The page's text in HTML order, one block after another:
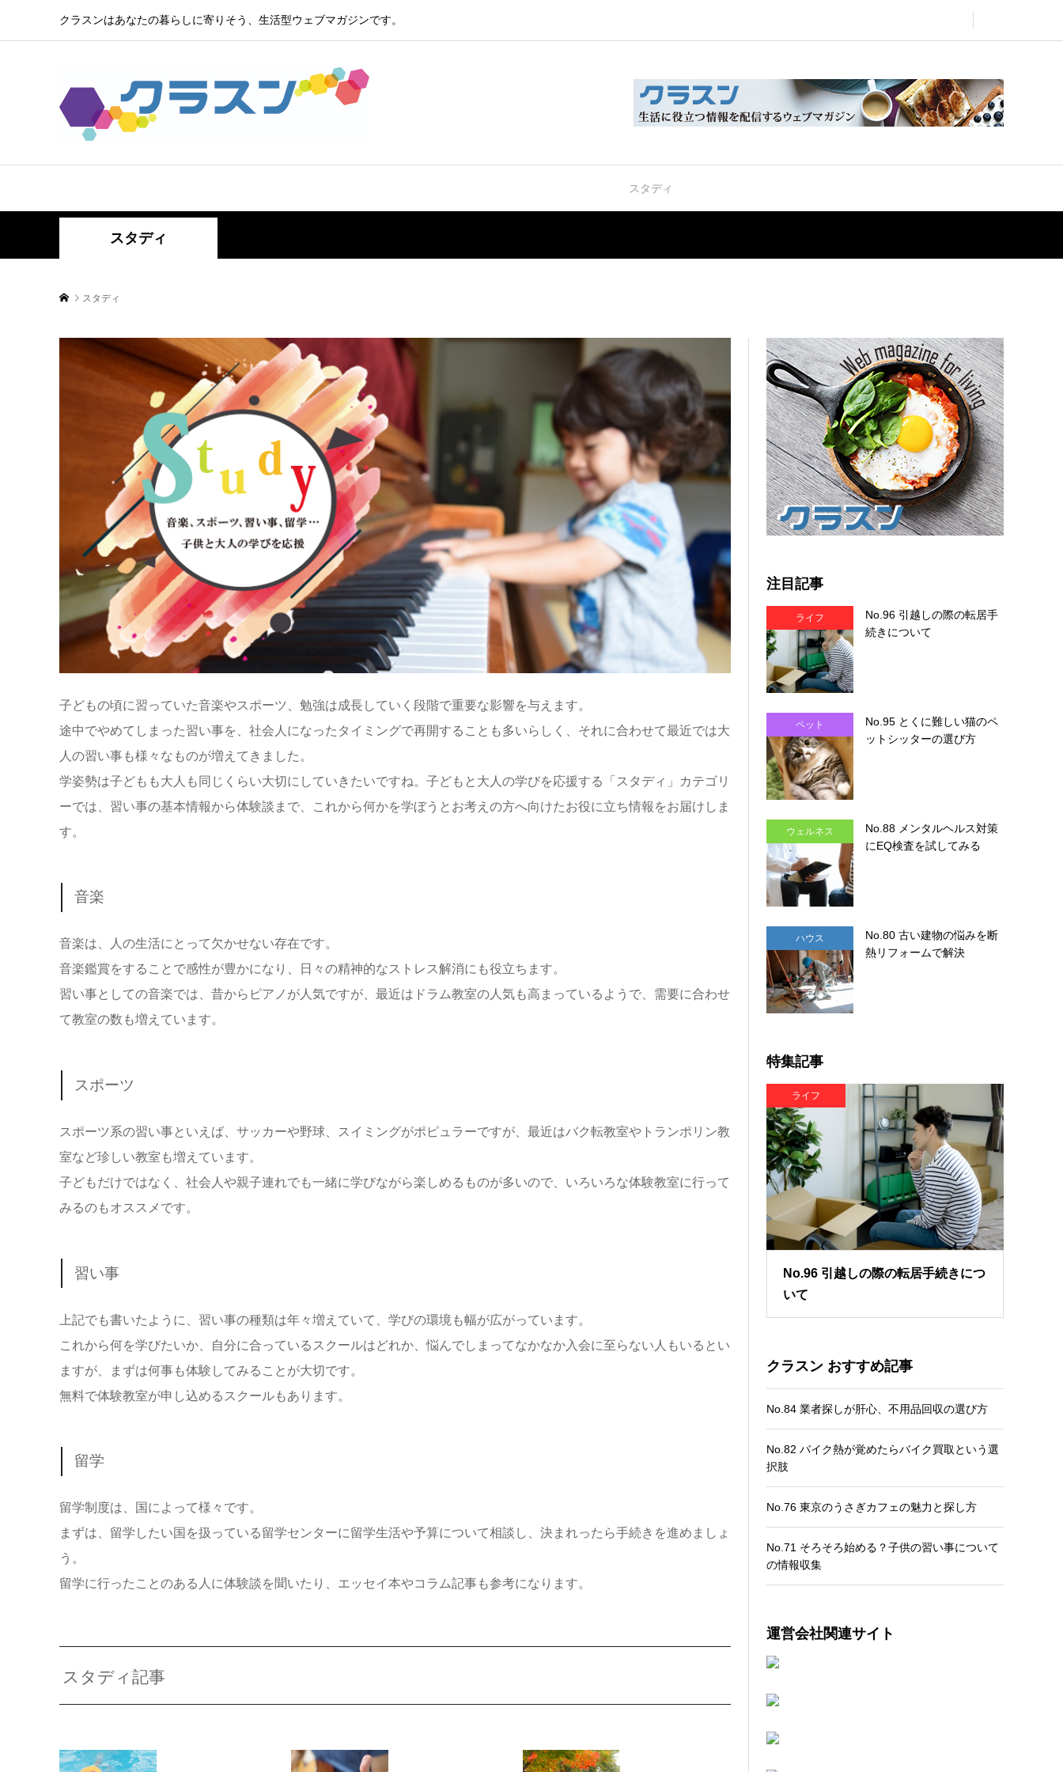
クラスンはあなたの暮らしに寄りそう、生活型ウェブマガジンです。
スタディ
スタディ
スタディ
子どもの頃に習っていた音楽やスポーツ、勉強は成長していく段階で重要な影響を与えます。
途中でやめてしまった習い事を、社会人になったタイミングで再開することも多いらしく、それに合わせて最近では大
人の習い事も様々なものが増えてきました。
学姿勢は子どもも大人も同じくらい大切にしていきたいですね。子どもと大人の学びを応援する「スタディ」カテゴリ
ーでは、習い事の基本情報から体験談まで、これから何かを学ぼうとお考えの方へ向けたお役に立ち情報をお届けしま
す。
音楽
音楽は、人の生活にとって欠かせない存在です。
音楽鑑賞をすることで感性が豊かになり、日々の精神的なストレス解消にも役立ちます。
習い事としての音楽では、昔からピアノが人気ですが、最近はドラム教室の人気も高まっているようで、需要に合わせ
て教室の数も増えています。
スポーツ
スポーツ系の習い事といえば、サッカーや野球、スイミングがポピュラーですが、最近はバク転教室やトランポリン教
室など珍しい教室も増えています。
子どもだけではなく、社会人や親子連れでも一緒に学びながら楽しめるものが多いので、いろいろな体験教室に行って
みるのもオススメです。
習い事
上記でも書いたように、習い事の種類は年々増えていて、学びの環境も幅が広がっています。
これから何を学びたいか、自分に合っているスクールはどれか、悩んでしまってなかなか入会に至らない人もいるとい
ますが、まずは何事も体験してみることが大切です。
無料で体験教室が申し込めるスクールもあります。
留学
留学制度は、国によって様々です。
まずは、留学したい国を扱っている留学センターに留学生活や予算について相談し、決まれったら手続きを進めましょ
う。
留学に行ったことのある人に体験談を聞いたり、エッセイ本やコラム記事も参考になります。
スタディ記事
注目記事
ライフ
No.96 引越しの際の転居手
続きについて
ペット
No.95 とくに難しい猫のペ
ットシッターの選び方
ウェルネス
No.88 メンタルヘルス対策
にEQ検査を試してみる
ハウス
No.80 古い建物の悩みを断
熱リフォームで解決
特集記事
ライフ
No.96 引越しの際の転居手続きにつ
いて
クラスン おすすめ記事
No.84 業者探しが肝心、不用品回収の選び方
No.82 バイク熱が覚めたらバイク買取という選
択肢
No.76 東京のうさぎカフェの魅力と探し方
No.71 そろそろ始める？子供の習い事について
の情報収集
運営会社関連サイト